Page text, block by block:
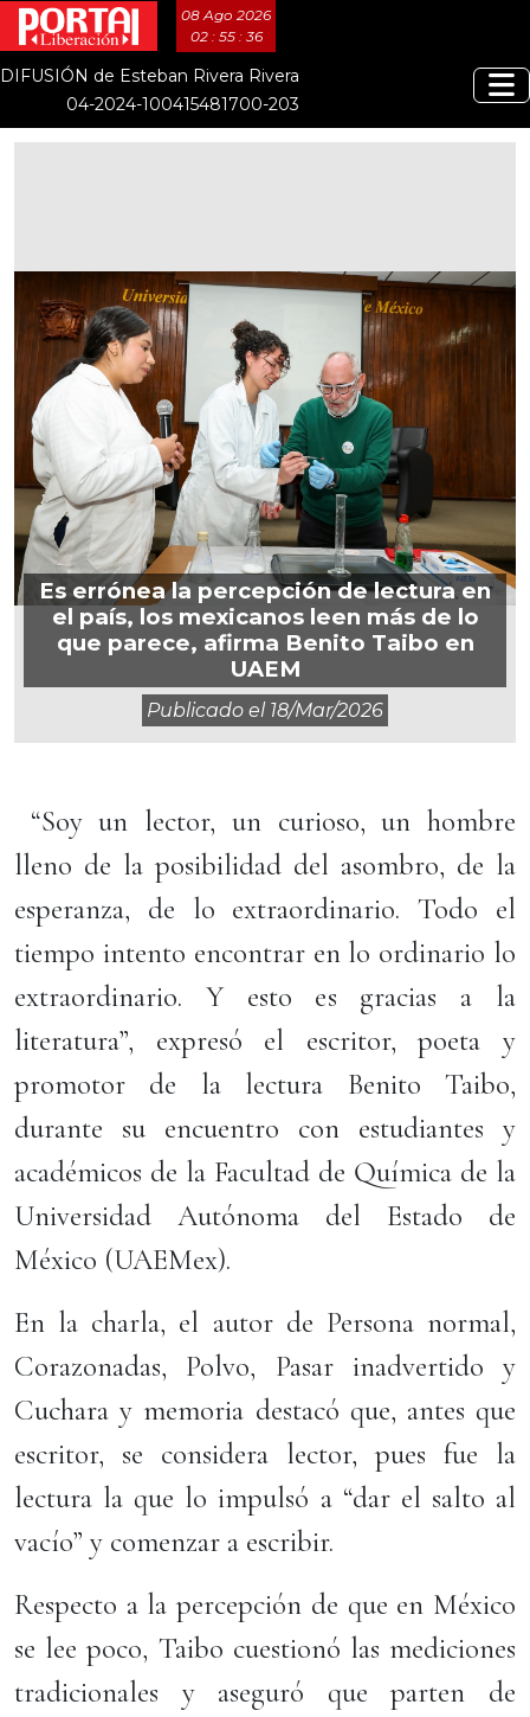
08 Ago 2026
02 : 55 : 37
DIFUSIÓN de Esteban Rivera Rivera
04-2024-100415481700-203
Es errónea la percepción de lectura en
el país, los mexicanos leen más de lo
que parece, afirma Benito Taibo en
UAEM
Publicado el 18/mar/2026
“Soy un lector, un curioso, un hombre
lleno de la posibilidad del asombro, de la
esperanza, de lo extraordinario. Todo el
tiempo intento encontrar en lo ordinario lo
extraordinario. Y esto es gracias a la
literatura”, expresó el escritor, poeta y
promotor de la lectura Benito Taibo,
durante su encuentro con estudiantes y
académicos de la Facultad de Química de la
Universidad Autónoma del Estado de
México (UAEMex).
En la charla, el autor de Persona normal,
Corazonadas, Polvo, Pasar inadvertido y
Cuchara y memoria destacó que, antes que
escritor, se considera lector, pues fue la
lectura la que lo impulsó a “dar el salto al
vacío” y comenzar a escribir.
Respecto a la percepción de que en México
se lee poco, Taibo cuestionó las mediciones
tradicionales y aseguró que parten de